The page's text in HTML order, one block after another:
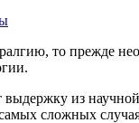
то прежде
из
сложных